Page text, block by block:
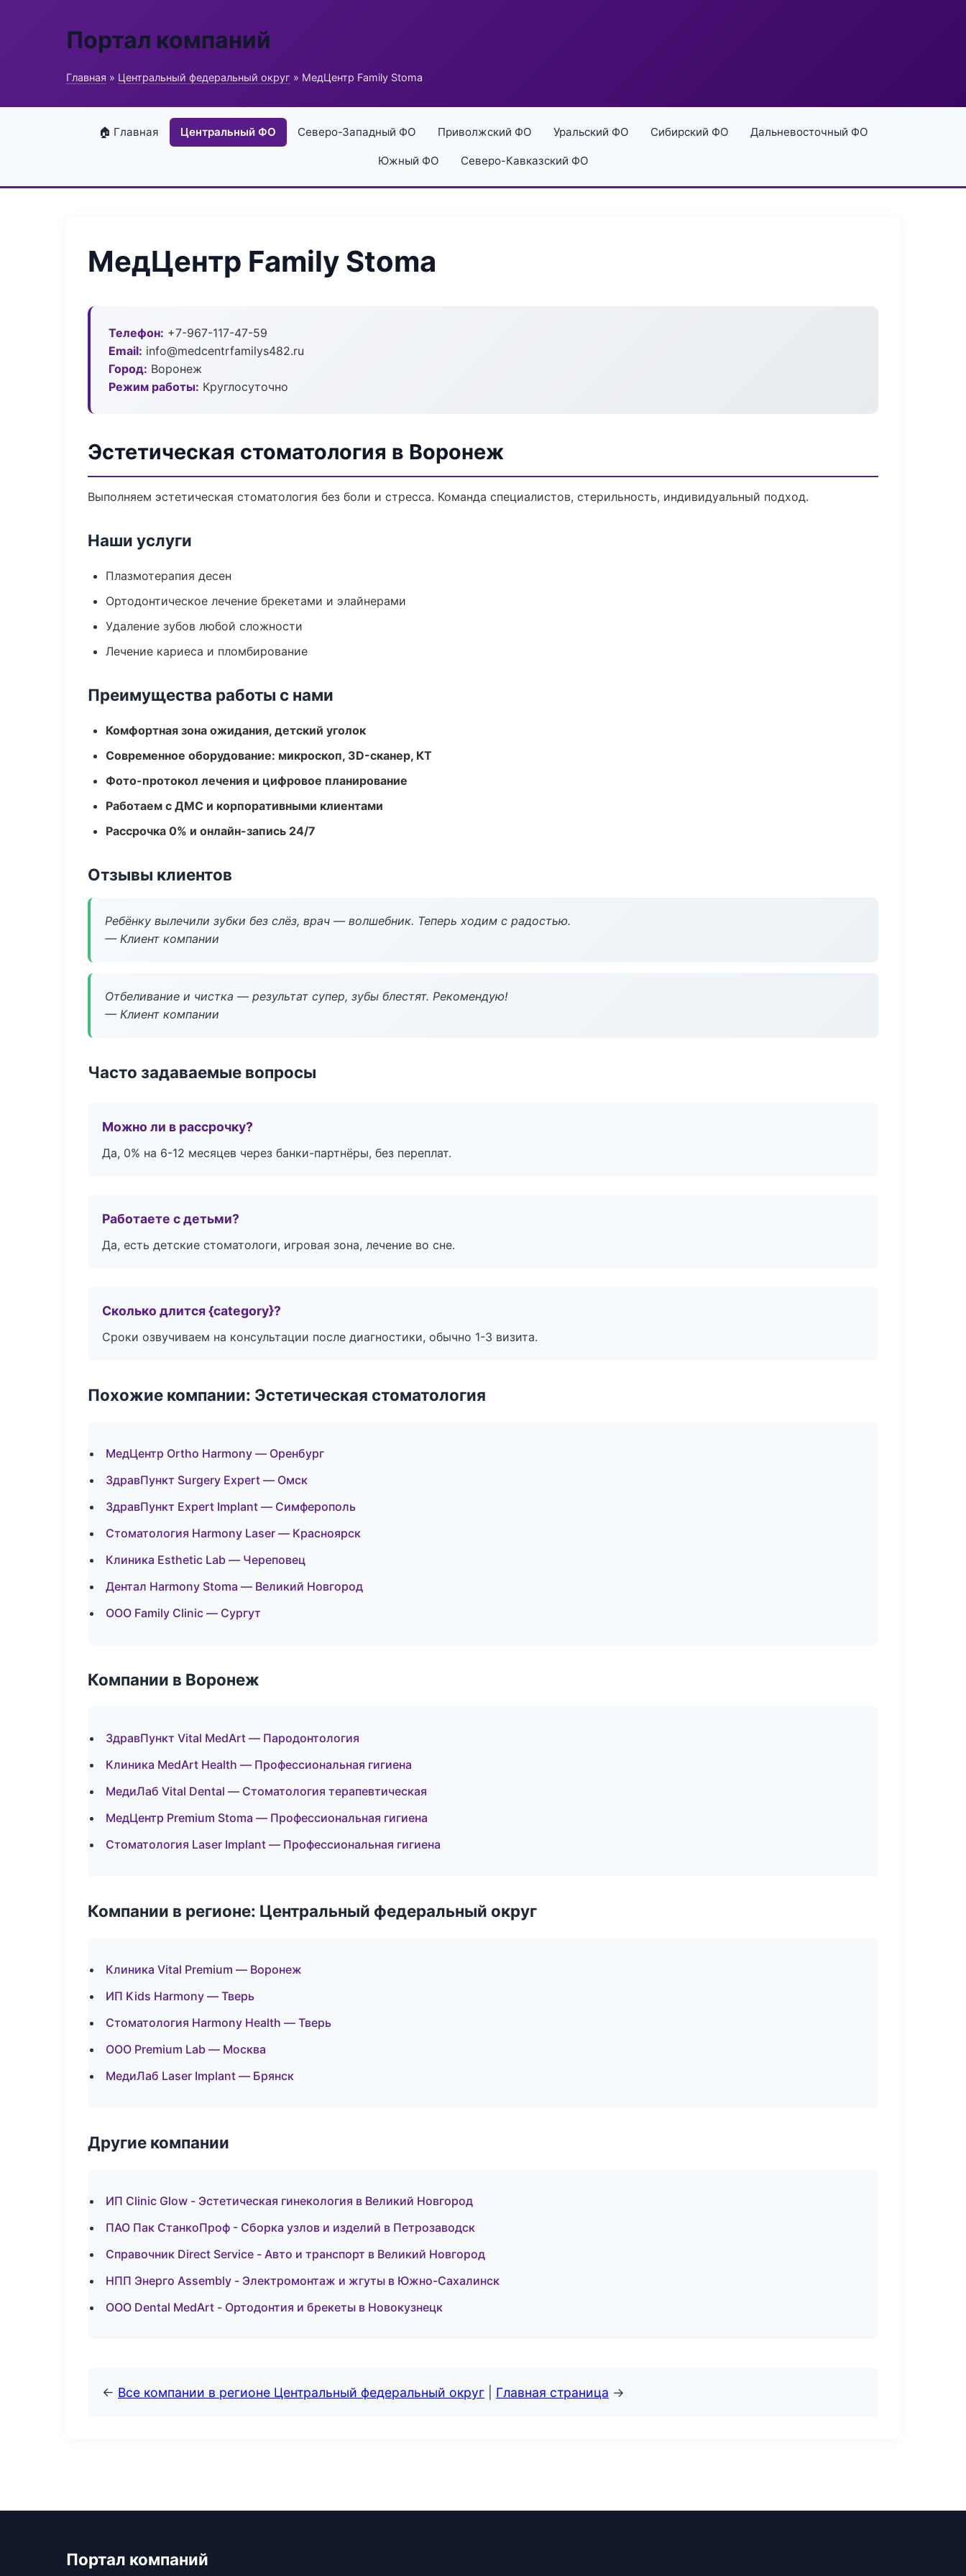
Портал компаний
Главная » Центральный федеральный округ » МедЦентр Family Stoma
🏠 Главная Центральный ФО Северо-Западный ФО Приволжский ФО Уральский ФО Сибирский ФО Дальневосточный ФО
Южный ФО Северо-Кавказский ФО
МедЦентр Family Stoma
Телефон: +7-967-117-47-59
Email: info@medcentrfamilys482.ru
Город: Воронеж
Режим работы: Круглосуточно
Эстетическая стоматология в Воронеж
Выполняем эстетическая стоматология без боли и стресса. Команда специалистов, стерильность, индивидуальный подход.
Наши услуги
Плазмотерапия десен
Ортодонтическое лечение брекетами и элайнерами
Удаление зубов любой сложности
Лечение кариеса и пломбирование
Преимущества работы с нами
Комфортная зона ожидания, детский уголок
Современное оборудование: микроскоп, 3D-сканер, КТ
Фото-протокол лечения и цифровое планирование
Работаем с ДМС и корпоративными клиентами
Рассрочка 0% и онлайн-запись 24/7
Отзывы клиентов
Ребёнку вылечили зубки без слёз, врач — волшебник. Теперь ходим с радостью.
— Клиент компании
Отбеливание и чистка — результат супер, зубы блестят. Рекомендую!
— Клиент компании
Часто задаваемые вопросы
Можно ли в рассрочку?
Да, 0% на 6-12 месяцев через банки-партнёры, без переплат.
Работаете с детьми?
Да, есть детские стоматологи, игровая зона, лечение во сне.
Сколько длится {category}?
Сроки озвучиваем на консультации после диагностики, обычно 1-3 визита.
Похожие компании: Эстетическая стоматология
МедЦентр Ortho Harmony — Оренбург
ЗдравПункт Surgery Expert — Омск
ЗдравПункт Expert Implant — Симферополь
Стоматология Harmony Laser — Красноярск
Клиника Esthetic Lab — Череповец
Дентал Harmony Stoma — Великий Новгород
ООО Family Clinic — Сургут
Компании в Воронеж
ЗдравПункт Vital MedArt — Пародонтология
Клиника MedArt Health — Профессиональная гигиена
МедиЛаб Vital Dental — Стоматология терапевтическая
МедЦентр Premium Stoma — Профессиональная гигиена
Стоматология Laser Implant — Профессиональная гигиена
Компании в регионе: Центральный федеральный округ
Клиника Vital Premium — Воронеж
ИП Kids Harmony — Тверь
Стоматология Harmony Health — Тверь
ООО Premium Lab — Москва
МедиЛаб Laser Implant — Брянск
Другие компании
ИП Clinic Glow - Эстетическая гинекология в Великий Новгород
ПАО Пак СтанкоПроф - Сборка узлов и изделий в Петрозаводск
Справочник Direct Service - Авто и транспорт в Великий Новгород
НПП Энерго Assembly - Электромонтаж и жгуты в Южно-Сахалинск
ООО Dental MedArt - Ортодонтия и брекеты в Новокузнецк
← Все компании в регионе Центральный федеральный округ Главная страница →
Портал компаний